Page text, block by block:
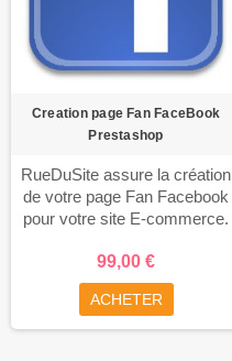
Creation page Fan FaceBook
Prestashop
RueDuSite assure la création
de votre page Fan Facebook
pour votre site E-commerce.
intégré sur votre boutique
Prestashop pour recruter de
nouveaux fans. Ensuite, vous
pourrez communiquer
99,00 €
ACHETER